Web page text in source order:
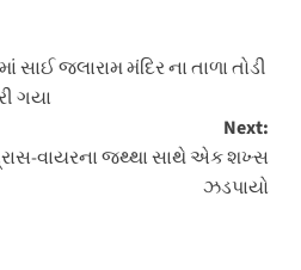
જલારામ મંદિર ના તાળા તોડી
ગયા
Next:
વાયરના જથ્થા સાથે એક શખ્સ
ઝડપાયો